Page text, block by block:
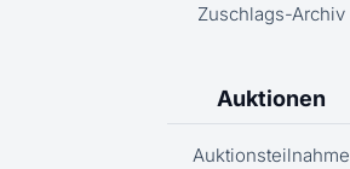
Zuschlags-Archiv
Auktionen
Auktionsteilnahme